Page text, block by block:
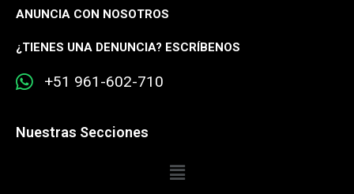
ANUNCIA CON NOSOTROS
¿TIENES UNA DENUNCIA? ESCRÍBENOS
+51 961-602-710
Nuestras Secciones